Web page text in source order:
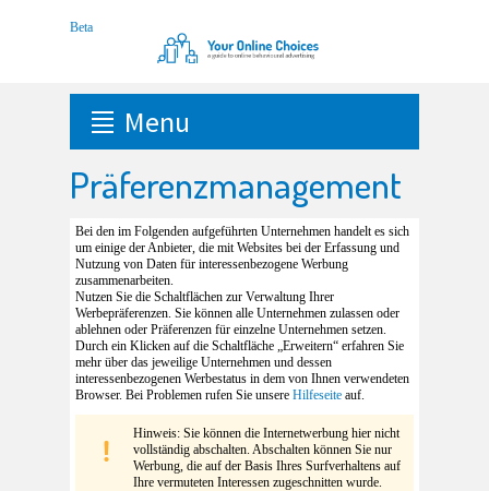
Menu
Präferenzmanagement
Bei den im Folgenden aufgeführten Unternehmen handelt es sich
um einige der Anbieter, die mit Websites bei der Erfassung und
Nutzung von Daten für interessenbezogene Werbung
zusammenarbeiten.
Nutzen Sie die Schaltflächen zur Verwaltung Ihrer
Werbepräferenzen. Sie können alle Unternehmen zulassen oder
ablehnen oder Präferenzen für einzelne Unternehmen setzen.
Durch ein Klicken auf die Schaltfläche „Erweitern“ erfahren Sie
mehr über das jeweilige Unternehmen und dessen
interessenbezogenen Werbestatus in dem von Ihnen verwendeten
Browser. Bei Problemen rufen Sie unsere Hilfeseite auf.
Hinweis: Sie können die Internetwerbung hier nicht
vollständig abschalten. Abschalten können Sie nur
Werbung, die auf der Basis Ihres Surfverhaltens auf
Ihre vermuteten Interessen zugeschnitten wurde.